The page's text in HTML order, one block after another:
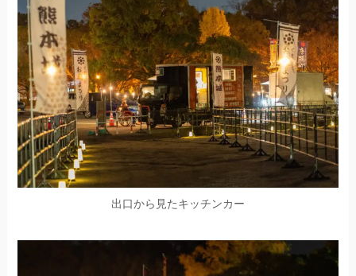
出口から見たキッチンカー